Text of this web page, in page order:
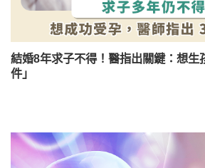
結婚8年求子不得！醫指出關鍵：想生
件」